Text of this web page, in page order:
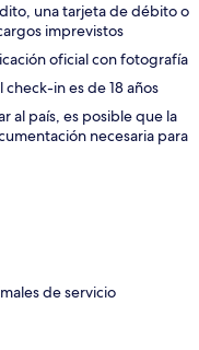
una tarjeta de débito o
imprevistos
oficial con fotografía
check-in es de 18 años
al país, es posible que la
necesaria para
de servicio